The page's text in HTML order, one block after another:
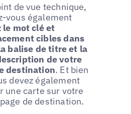
de vue technique,
vous également
le mot clé et
cibles dans
balise de titre et la
de votre
destination. Et bien
devez également
une carte sur votre
de destination.